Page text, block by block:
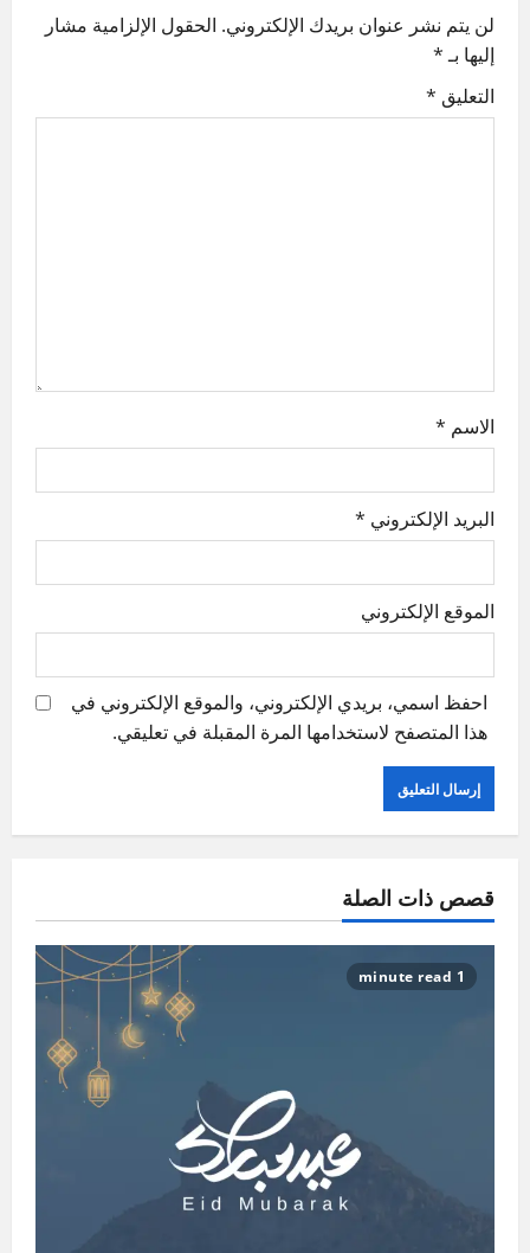
v
i
n
لن يتم نشر عنوان بريدك الإلكتروني. الحقول الإلزامية مشار
إليها بـ*
التعليق *
الاسم *
البريد الإلكتروني *
الموقع الإلكتروني
احفظ اسمي، بريدي الإلكتروني، والموقع الإلكتروني في
هذا المتصفح لاستخدامها المرة المقبلة في تعليقي.
قصص ذات الصلة
1 minute read